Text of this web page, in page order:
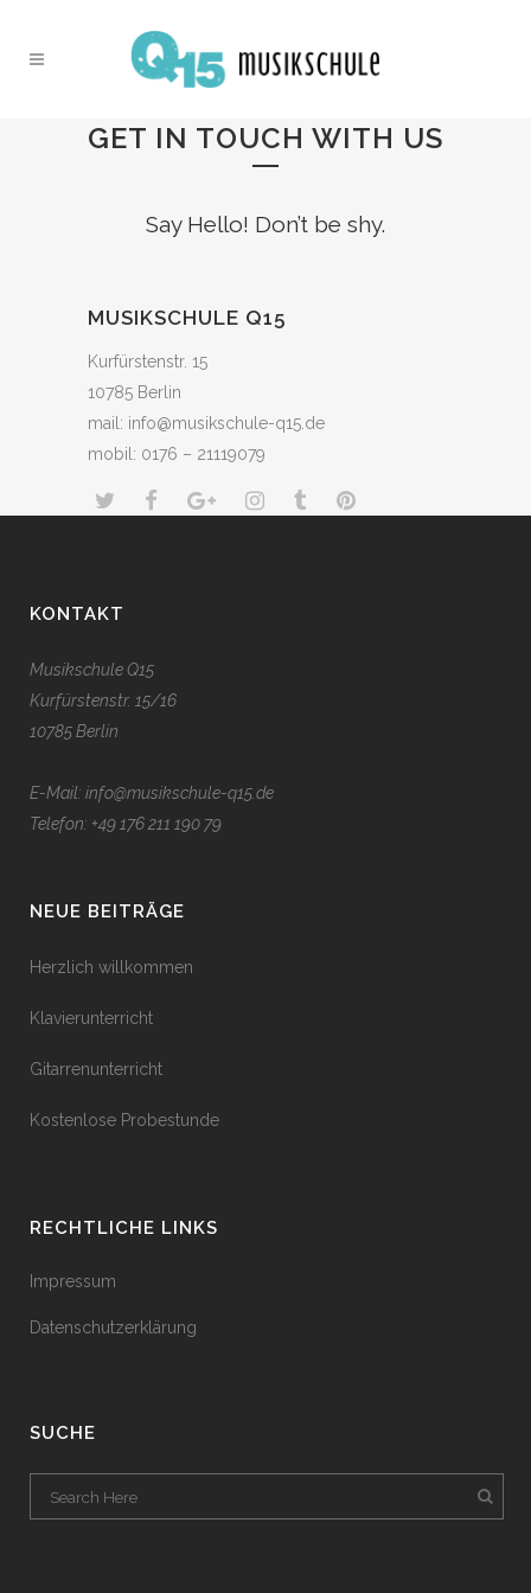
GET IN TOUCH WITH US
Say Hello! Don’t be shy.
MUSIKSCHULE Q15
Kurfürstenstr. 15
10785 Berlin
mail: info@musikschule-q15.de
mobil: 0176 – 21119079
KONTAKT
Musikschule Q15
Kurfürstenstr. 15/16
10785 Berlin
E-Mail: info@musikschule-q15.de
Telefon: +49 176 211 190 79
NEUE BEITRÄGE
Herzlich willkommen
Klavierunterricht
Gitarrenunterricht
Kostenlose Probestunde
RECHTLICHE LINKS
Impressum
Datenschutzerklärung
SUCHE